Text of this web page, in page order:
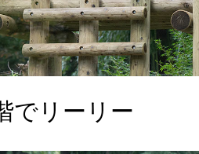
でリーリー